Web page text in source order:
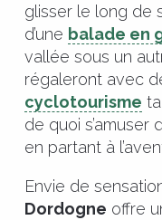
glisser le long de
d’une balade en
vallée sous un
régaleront avec
cyclotourisme
de quoi s’amuser
en partant à
Envie de
Dordogne offre